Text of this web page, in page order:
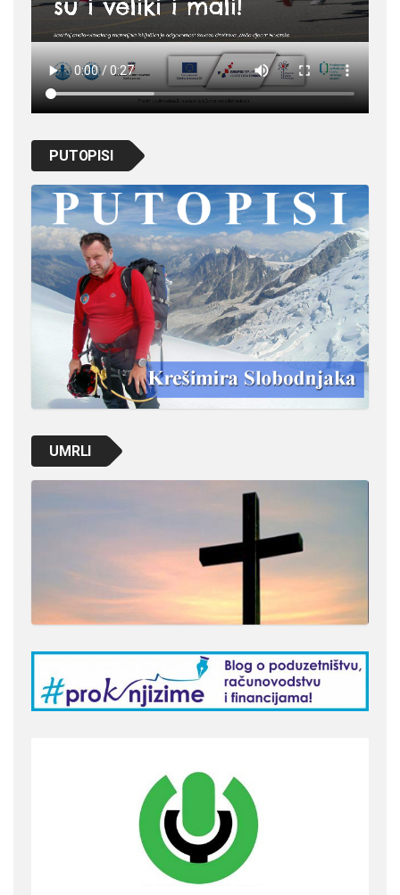
PUTOPISI
UMRLI